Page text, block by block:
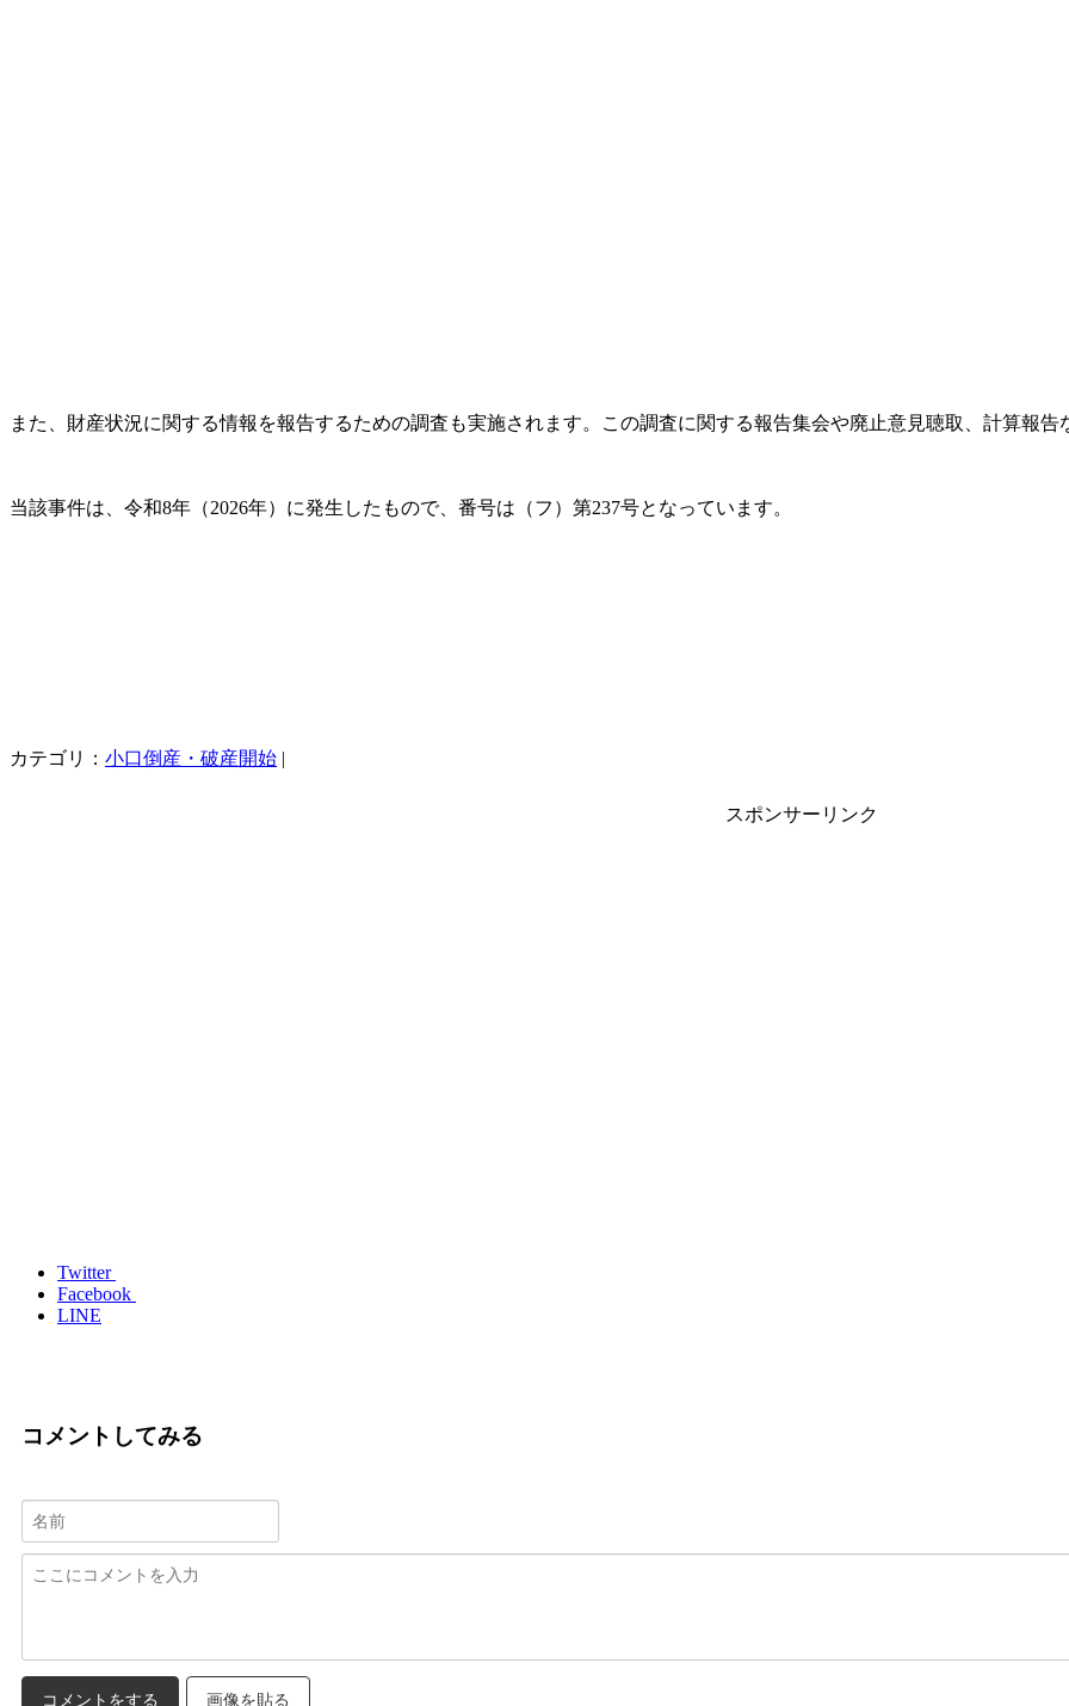
また、財産状況に関する情報を報告するための調査も実施されます。この調査に関する報告集会や廃止意見聴取、計算報
当該事件は、令和8年（2026年）に発生したもので、番号は（フ）第237号となっています。
カテゴリ： 小口倒産・破産開始 |
スポンサーリンク
Twitter
Facebook
LINE
コメントしてみる
画像を貼る